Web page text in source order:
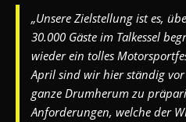
„Unsere Zielstellung ist es,
30.000 Gäste im Talkessel
wieder ein tolles
April sind wir hier ständig
ganze Drumherum zu
Anforderungen, welche der